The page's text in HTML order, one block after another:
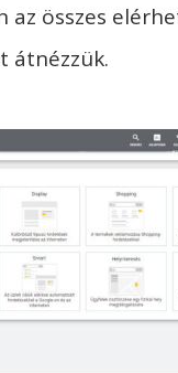
az összes
átnézzük.